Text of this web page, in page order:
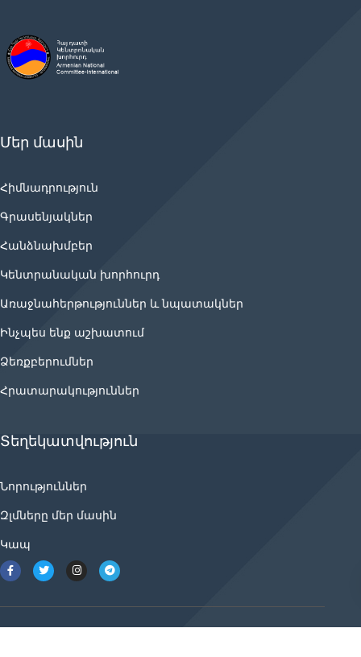
Մեր մասին
Հիմնադրություն
Գրասենյակներ
Հանձնախմբեր
Կենտրանական խորհուրդ
Առաջնահերթություններ և նպատակներ
Ինչպես ենք աշխատում
Ձեռքբերումներ
Հրատարակություններ
Տեղեկատվություն
Նորություններ
Զլմները մեր մասին
Կապ